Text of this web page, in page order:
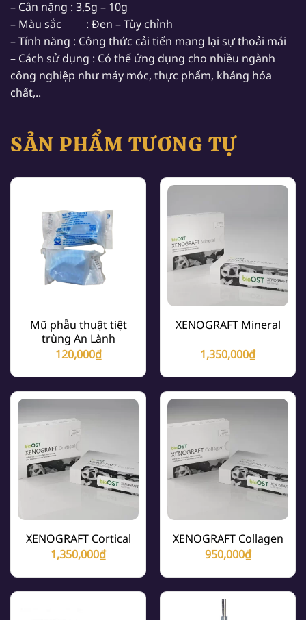
– Cân nặng : 3,5g – 10g
– Màu sắc : Đen – Tùy chỉnh
– Tính năng : Công thức cải tiến mang lại sự thoải mái
– Cách sử dụng : Có thể ứng dụng cho nhiều ngành
công nghiệp như máy móc, thực phẩm, kháng hóa
chất,..
SẢN PHẨM TƯƠNG TỰ
Mũ phẫu thuật tiệt
trùng An Lành
120,000₫
XENOGRAFT Mineral
1,350,000₫
XENOGRAFT Cortical
1,350,000₫
XENOGRAFT Collagen
950,000₫